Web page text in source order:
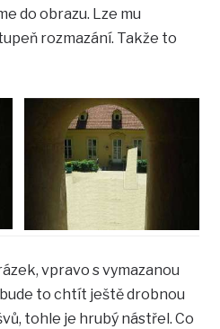
do obrazu. Lze mu
rozmazání. Takže to
vpravo s vymazanou
to chtít ještě drobnou
tohle je hrubý nástřel. Co